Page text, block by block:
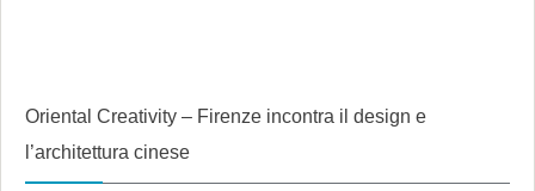
Oriental Creativity – Firenze incontra il design e
l’architettura cinese